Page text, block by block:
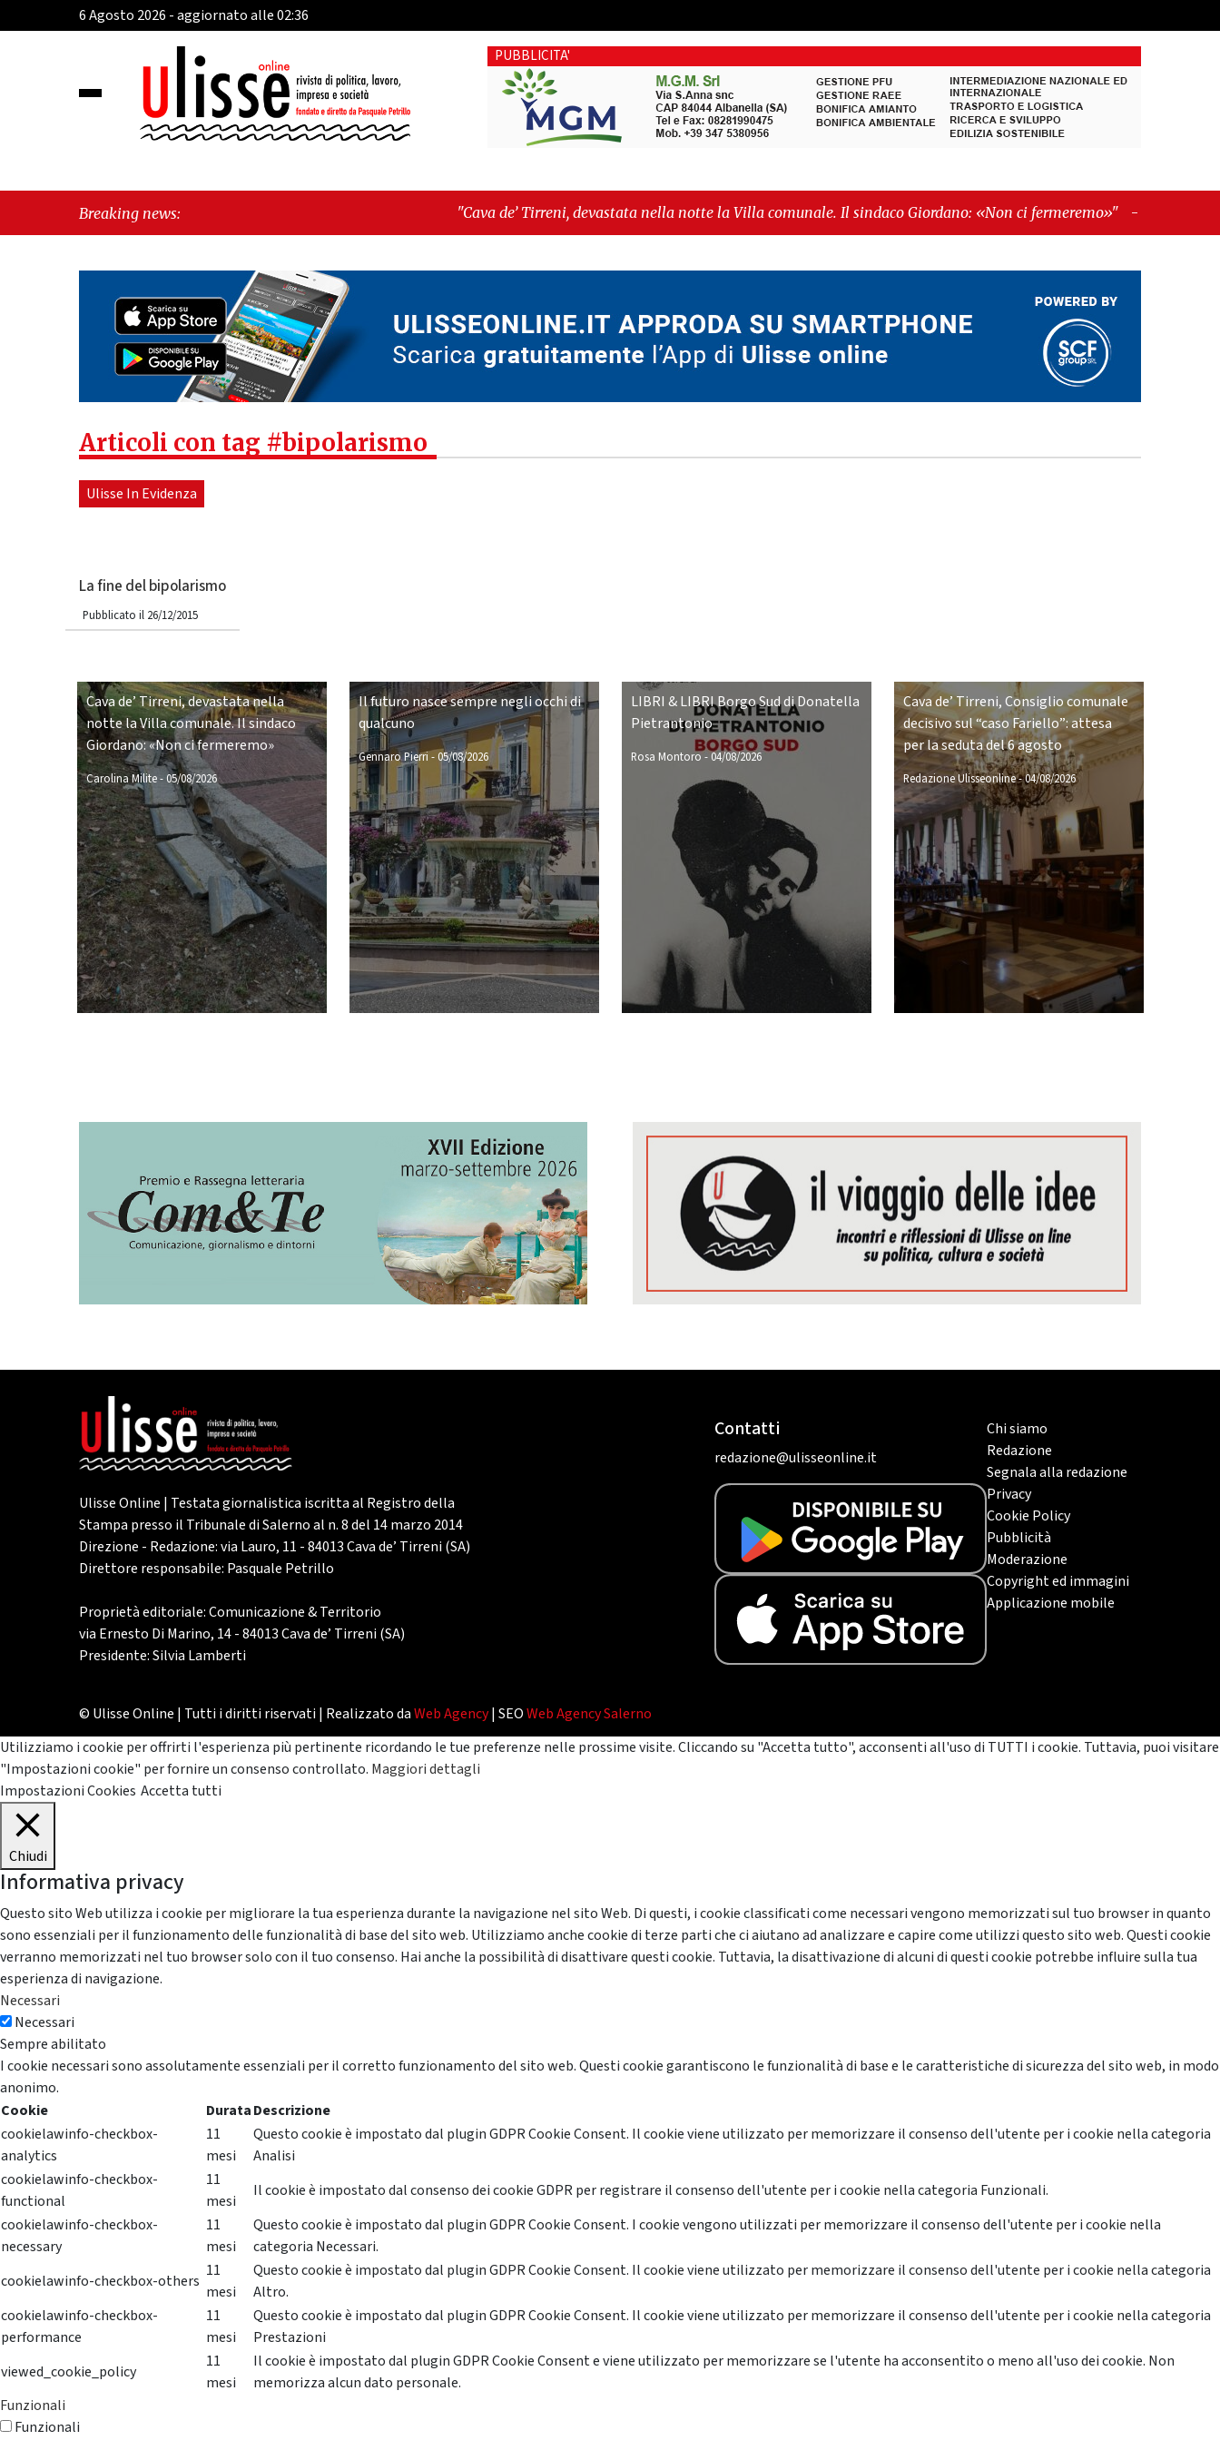
6 Agosto 2026 - aggiornato alle 02:36
PUBBLICITA'
Breaking news: "Cava de’ Tirreni, devastata nella notte la Villa comunale. Il sindaco Giordano: «Non ci fermeremo»" -"Italia sospesa
tra identità, fragilità sociali e pressioni economiche"
Articoli con tag #bipolarismo
Ulisse In Evidenza
La fine del bipolarismo
Pubblicato il 26/12/2015
Cava de’ Tirreni, devastata nella
notte la Villa comunale. Il sindaco
Giordano: «Non ci fermeremo»
Carolina Milite- 05/08/2026
Il futuro nasce sempre negli occhi di
qualcuno
Gennaro Pierri -05/08/2026
LIBRI & LIBRI Borgo Sud di Donatella
Pietrantonio
Rosa Montoro-04/08/2026
Cava de’ Tirreni, Consiglio comunale
decisivo sul “caso Fariello”: attesa
per la seduta del 6 agosto
Redazione Ulisseonline-04/08/2026
Ulisse Online | Testata giornalistica iscritta al Registro della
Stampa presso il Tribunale di Salerno al n. 8 del 14 marzo 2014
Direzione - Redazione: via Lauro, 11 - 84013 Cava de’ Tirreni (SA)
Direttore responsabile: Pasquale Petrillo
Proprietà editoriale: Comunicazione & Territorio
via Ernesto Di Marino, 14 - 84013 Cava de’ Tirreni (SA)
Presidente: Silvia Lamberti
Contatti
redazione@ulisseonline.it
Chi siamo
Redazione
Segnala alla redazione
Privacy
Cookie Policy
Pubblicità
Moderazione
Copyright ed immagini
Applicazione mobile
© Ulisse Online | Tutti i diritti riservati | Realizzato daWeb Agency| SEOWeb Agency Salerno
Utilizziamo i cookie per offrirti l'esperienza più pertinente ricordando le tue preferenze nelle prossime visite. Cliccando su "Accetta tutto", acconsenti all'uso di TUTTI i cookie. Tuttavia, puoi visitare
"Impostazioni cookie" per fornire un consenso controllato. Maggiori dettagli
Impostazioni Cookies Accetta tutti
Chiudi
Informativa privacy
Questo sito Web utilizza i cookie per migliorare la tua esperienza durante la navigazione nel sito Web. Di questi, i cookie classificati come necessari vengono memorizzati sul tuo browser in quanto
sono essenziali per il funzionamento delle funzionalità di base del sito web. Utilizziamo anche cookie di terze parti che ci aiutano ad analizzare e capire come utilizzi questo sito web. Questi cookie
verranno memorizzati nel tuo browser solo con il tuo consenso. Hai anche la possibilità di disattivare questi cookie. Tuttavia, la disattivazione di alcuni di questi cookie potrebbe influire sulla tua
esperienza di navigazione.
Necessari
Necessari
Sempre abilitato
I cookie necessari sono assolutamente essenziali per il corretto funzionamento del sito web. Questi cookie garantiscono le funzionalità di base e le caratteristiche di sicurezza del sito web, in modo
anonimo.
Cookie
DurataDescrizione
cookielawinfo-checkbox-
analytics
11
mesi
Questo cookie è impostato dal plugin GDPR Cookie Consent. Il cookie viene utilizzato per memorizzare il consenso dell'utente per i cookie nella categoria
Analisi
cookielawinfo-checkbox-
functional
11
mesi
Il cookie è impostato dal consenso dei cookie GDPR per registrare il consenso dell'utente per i cookie nella categoria Funzionali.
cookielawinfo-checkbox-
necessary
11
mesi
Questo cookie è impostato dal plugin GDPR Cookie Consent. I cookie vengono utilizzati per memorizzare il consenso dell'utente per i cookie nella
categoria Necessari.
cookielawinfo-checkbox-others
11
mesi
Questo cookie è impostato dal plugin GDPR Cookie Consent. Il cookie viene utilizzato per memorizzare il consenso dell'utente per i cookie nella categoria
Altro.
cookielawinfo-checkbox-
performance
11
mesi
Questo cookie è impostato dal plugin GDPR Cookie Consent. Il cookie viene utilizzato per memorizzare il consenso dell'utente per i cookie nella categoria
Prestazioni
viewed_cookie_policy
11
mesi
Il cookie è impostato dal plugin GDPR Cookie Consent e viene utilizzato per memorizzare se l'utente ha acconsentito o meno all'uso dei cookie. Non
memorizza alcun dato personale.
Funzionali
Funzionali